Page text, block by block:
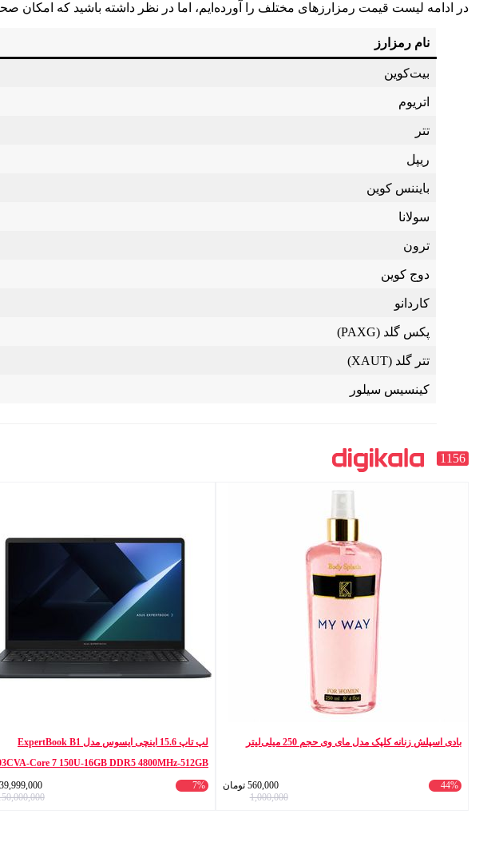
در ادامه لیست قیمت رمزارزهای مختلف را آورده‌ایم، اما در نظر داشته باشید که
نام رمزارز
بیت‌کوین
اتریوم
تتر
ریپل
بایننس کوین
سولانا
ترون
دوج کوین
کاردانو
پکس گلد (PAXG)
تتر گلد (XAUT)
کینسیس سیلور
1156
بادی اسپلش زنانه کلپک مدل مای وی حجم 250 میلی‌لیتر
44%
560,000 تومان
1,000,000
لپ تاپ 15.6 اینچی ایسوس مدل ExpertBook B1
Core 7 150U-16GB DDR5 4800MHz-512GB
SSD-IPS-Fingerprint-Backlit
7%